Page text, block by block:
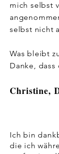
mich selbst
selbst nicht
Was bleibt
Danke,
Christine,
Ich bin
die ich